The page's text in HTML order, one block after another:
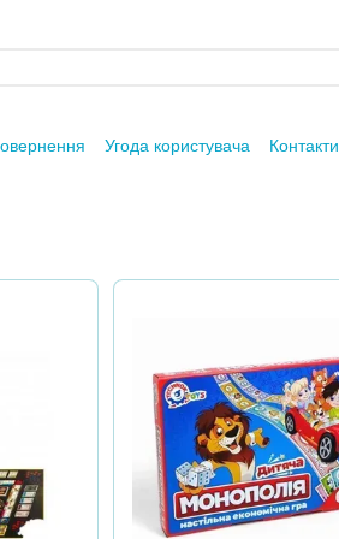
Угода користувача Контакти